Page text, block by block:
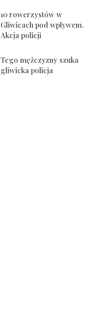
10 rowerzystów w
Gliwicach pod wpływem.
Akcja policji
Tego mężczyzny szuka
gliwicka policja